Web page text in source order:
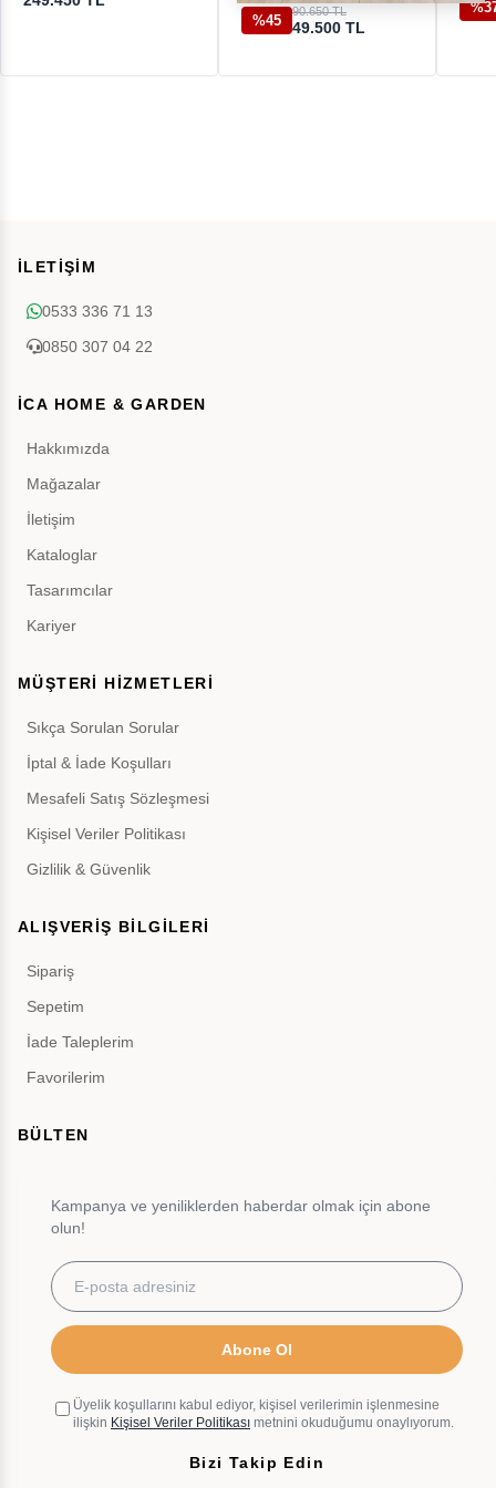
%45
90.650 TL
49.500 TL
İLETİŞİM
0533 336 71 13
0850 307 04 22
İCA HOME & GARDEN
Hakkımızda
Mağazalar
İletişim
Kataloglar
Tasarımcılar
Kariyer
MÜŞTERİ HİZMETLERİ
Sıkça Sorulan Sorular
İptal & İade Koşulları
Mesafeli Satış Sözleşmesi
Kişisel Veriler Politikası
Gizlilik & Güvenlik
ALIŞVERİŞ BİLGİLERİ
Sipariş
Sepetim
İade Taleplerim
Favorilerim
BÜLTEN
Kampanya ve yeniliklerden haberdar olmak için abone
olun!
Abone Ol
Üyelik koşullarını kabul ediyor, kişisel verilerimin işlenmesine
ilişkin Kişisel Veriler Politikası metnini okuduğumu onaylıyorum.
Bizi Takip Edin